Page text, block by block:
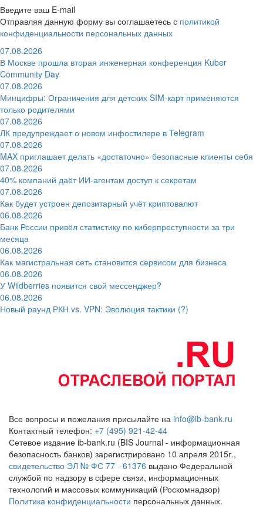
Введите ваш E-mail
Отправляя данную форму вы соглашаетесь с политикой
конфиденциальности персональных данных
07.08.2026
В Москве прошла вторая инженерная конференция Kuber
Community Day
07.08.2026
Минцифры: Ограничения для детских SIM-карт применяются
только родителями
07.08.2026
ЛК предупреждает о новом инфостилере в Telegram
07.08.2026
MAX приглашает делать «достаточно» безопасные клиенты себя
07.08.2026
40% компаний даёт ИИ‑агентам доступ к секретам
07.08.2026
Как будет устроен депозитарный учёт криптовалют
06.08.2026
Банк России привёл статистику по киберпреступности за три
месяца
06.08.2026
Как магистральная сеть становится сервисом для бизнеса
06.08.2026
У Wildberries появится свой мессенджер?
06.08.2026
Новый раунд РКН vs. VPN: Эволюция тактики (?)
Все вопросы и пожелания присылайте на info@ib-bank.ru
Контактный телефон: +7 (495) 921-42-44
Сетевое издание ib-bank.ru (BIS Journal - информационная
безопасность банков) зарегистрировано 10 апреля 2015г.,
свидетельство ЭЛ № ФС 77 - 61376 выдано Федеральной
службой по надзору в сфере связи, информационных
технологий и массовых коммуникаций (Роскомнадзор)
Политика конфиденциальности персональных данных.